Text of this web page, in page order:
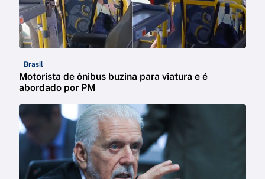
Brasil
Motorista de ônibus buzina para viatura e é
abordado por PM